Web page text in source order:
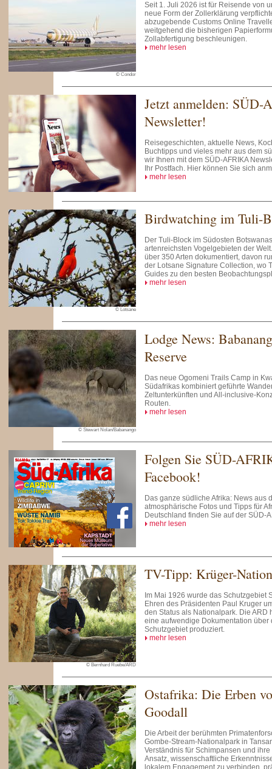
© Condor
Seit 1. Juli 2026 ist für Reisende von
neue Form der Zollerklärung
abzugebende Customs Online
weitgehend die bisherigen
Zollabfertigung beschleunigen.
mehr lesen
Jetzt anmelden: SÜD-
Newsletter!
Reisegeschichten, aktuelle News,
Buchtipps und vieles mehr aus dem
wir Ihnen mit dem SÜD-AFRIKA
Ihr Postfach. Hier können Sie sich
mehr lesen
© Lotsane
Birdwatching im Tuli-
Der Tuli-Block im Südosten
artenreichsten Vogelgebieten der
über 350 Arten dokumentiert, davon
der Lotsane Signature Collection, wo
Guides zu den besten
mehr lesen
© Stewart Nolan/Babanango
Lodge News:
Reserve
Das neue Ogomeni Trails Camp in
Südafrikas kombiniert geführte
Zeltunterkünften und All-inclusive-
Routen.
mehr lesen
Folgen Sie SÜD-
Facebook!
Das ganze südliche Afrika: News aus
atmosphärische Fotos und Tipps für
Deutschland finden Sie auf der SÜD-
mehr lesen
© Bernhard Ruebe/ARD
TV-Tipp: Krüger-
Im Mai 1926 wurde das Schutzgebiet
Ehren des Präsidenten Paul Kruger
den Status als Nationalpark. Die ARD
eine aufwendige Dokumentation über
Schutzgebiet produziert.
mehr lesen
Ostafrika: Die Erben
Goodall
Die Arbeit der berühmten
Gombe-Stream-Nationalpark in
Verständnis für Schimpansen und
Ansatz, wissenschaftliche
lokalem Engagement zu verbinden,